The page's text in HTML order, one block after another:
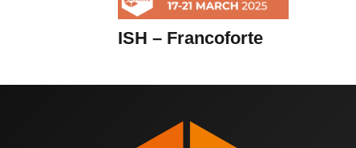
ISH – Francoforte